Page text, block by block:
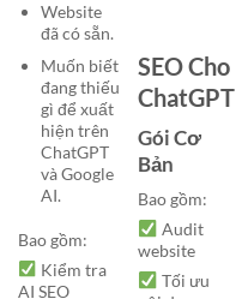
Website
đã có sẵn.
Muốn biết
đang thiếu
gì để xuất
hiện trên
ChatGPT
và Google
AI.
Bao gồm:
Kiểm tra
AI SEO
SEO Cho
ChatGPT
Gói Cơ
Bản
Bao gồm:
Audit
website
Tối ưu